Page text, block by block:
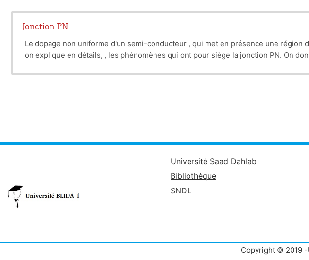
Jonction PN
Le dopage non uniforme d'un semi-conducteur , qui met en présence une
on explique en détails, , les phénomènes qui ont pour siège la jonction PN. On
Université Saad Dahlab
Bibliothèque
SNDL
Copyright © 2019 -